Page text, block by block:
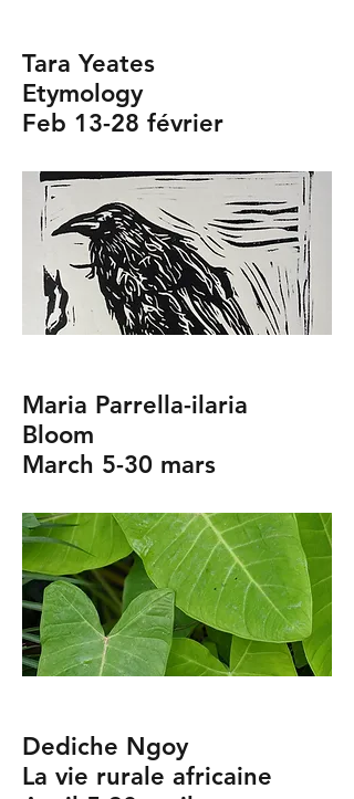
Tara Yeates
Etymology
Feb 13-28 février
Maria Parrella-ilaria
Bloom
March 5-30 mars
Dediche Ngoy
La vie rurale africaine